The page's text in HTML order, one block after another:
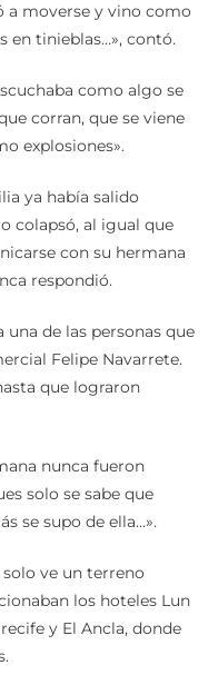
a moverse y vino como
en tinieblas…», contó.
como algo se
corran, que se viene
explosiones».
ya había salido
colapsó, al igual que
con su hermana
respondió.
una de las personas que
Felipe Navarrete.
que lograron
nunca fueron
solo se sabe que
se supo de ella…».
solo ve un terreno
los hoteles Lun
y El Ancla, donde